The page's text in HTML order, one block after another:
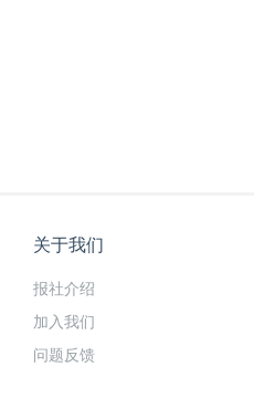
关于我们
报社介绍
加入我们
问题反馈